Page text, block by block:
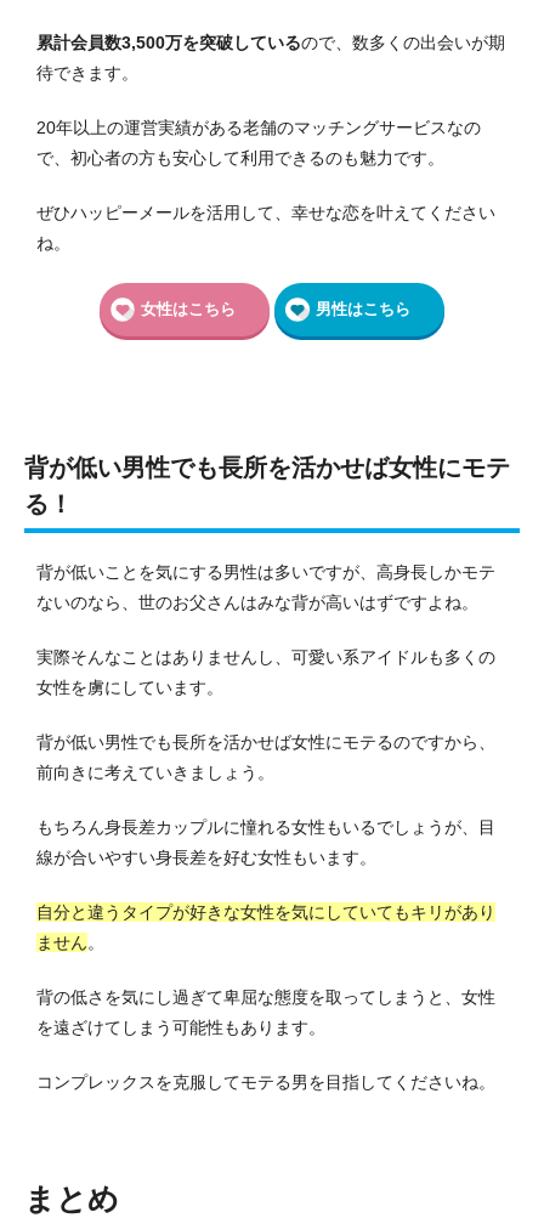
累計会員数3,500万を突破しているので、数多くの出会いが期
待できます。
20年以上の運営実績がある老舗のマッチングサービスなの
で、初心者の方も安心して利用できるのも魅力です。
ぜひハッピーメールを活用して、幸せな恋を叶えてください
ね。
女性はこちら 男性はこちら
背が低い男性でも長所を活かせば女性にモテ
る！
背が低いことを気にする男性は多いですが、高身長しかモテ
ないのなら、世のお父さんはみな背が高いはずですよね。
実際そんなことはありませんし、可愛い系アイドルも多くの
女性を虜にしています。
背が低い男性でも長所を活かせば女性にモテるのですから、
前向きに考えていきましょう。
もちろん身長差カップルに憧れる女性もいるでしょうが、目
線が合いやすい身長差を好む女性もいます。
自分と違うタイプが好きな女性を気にしていてもキリがあり
ません。
背の低さを気にし過ぎて卑屈な態度を取ってしまうと、女性
を遠ざけてしまう可能性もあります。
コンプレックスを克服してモテる男を目指してくださいね。
まとめ